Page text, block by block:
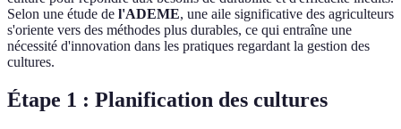
Selon une étude de l'ADEME, une aile significative des agriculteurs
s'oriente vers des méthodes plus durables, ce qui entraîne une
nécessité d'innovation dans les pratiques regardant la gestion des
cultures.
Étape 1 : Planification des cultures